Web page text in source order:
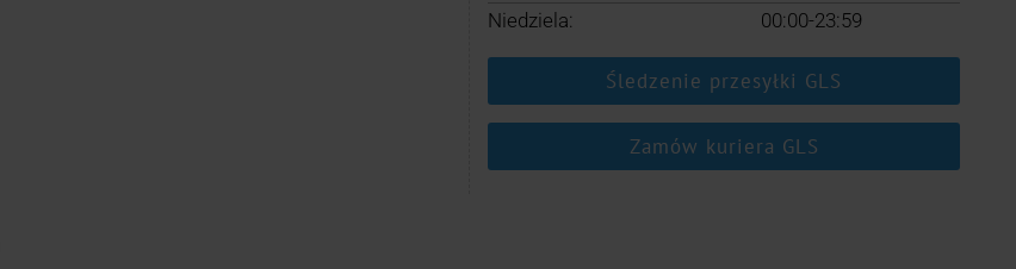
Niedziela:
00:00-23:59
Śledzenie przesyłki GLS
Zamów kuriera GLS